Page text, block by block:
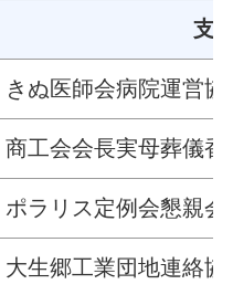
支
きぬ医師会病院運営
商工会会長実母葬儀香
ポラリス定例会懇親会
大生郷工業団地連絡